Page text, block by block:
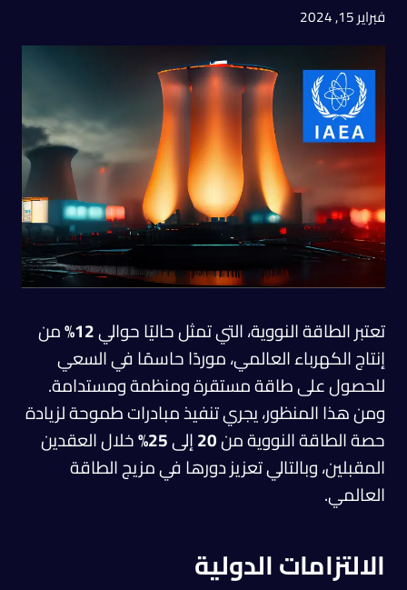
فبراير 15, 2024
تعتبر الطاقة النووية، التي تمثل حاليًا حوالي12% من
إنتاج الكهرباء العالمي، موردًا حاسمًا في السعي
للحصول على طاقة مستقرة ومنظمة ومستدامة.
ومن هذا المنظور، يجري تنفيذ مبادرات طموحة لزيادة
حصة الطاقة النووية من20إلى25% خلال العقدين
المقبلين، وبالتالي تعزيز دورها في مزيج الطاقة
العالمي.
الالتزامات الدولية